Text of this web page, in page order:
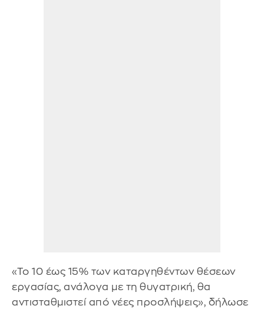
«Το 10 έως 15% των καταργηθέντων θέσεων
εργασίας, ανάλογα με τη θυγατρική, θα
αντισταθμιστεί από νέες προσλήψεις», δήλωσε